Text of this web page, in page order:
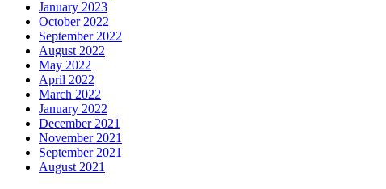
January 2023
October 2022
September 2022
August 2022
May 2022
April 2022
March 2022
January 2022
December 2021
November 2021
September 2021
August 2021